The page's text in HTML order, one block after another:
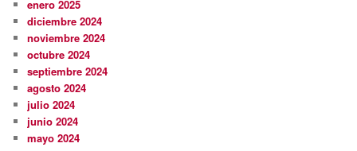
enero 2025
diciembre 2024
noviembre 2024
octubre 2024
septiembre 2024
agosto 2024
julio 2024
junio 2024
mayo 2024